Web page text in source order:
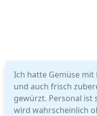
Ich hatte Gemüse mit
und auch frisch
gewürzt. Personal ist
wird wahrscheinlich